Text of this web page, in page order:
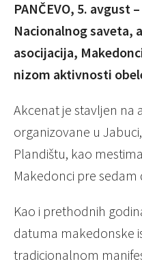
PANČEVO, 5.
Nacionalnog saveta,
asocijacija,
nizom aktivnosti
Akcenat je stavljen na
organizovane u
Plandištu, kao
Makedonci pre sedam
Kao i prethodnih
datuma makedonske
tradicionalnom